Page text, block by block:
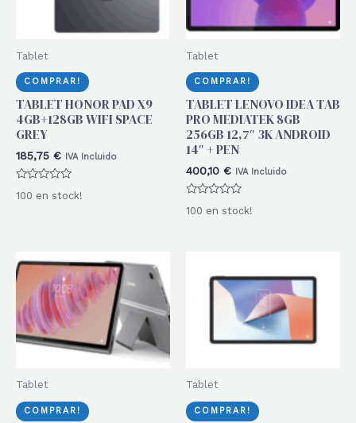
Tablet
COMPRAR!
TABLET HONOR PAD X9
4GB+128GB WIFI SPACE
GREY
185,75 € IVA Incluido
con
100 en stock!
Tablet
COMPRAR!
TABLET LENOVO IDEA TAB
PRO MEDIATEK 8GB
256GB 12,7″ 3K ANDROID
14″ + PEN
400,10 € IVA Incluido
con
100 en stock!
Tablet
COMPRAR!
Tablet
COMPRAR!